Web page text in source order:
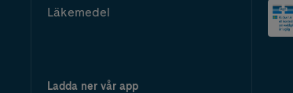
Läkemedel
Ladda ner vår app